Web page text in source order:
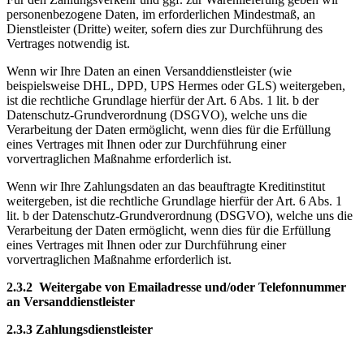
personenbezogene Daten, im erforderlichen Mindestmaß, an
Dienstleister (Dritte) weiter, sofern dies zur Durchführung des
Vertrages notwendig ist.
Wenn wir Ihre Daten an einen Versanddienstleister (wie
beispielsweise DHL, DPD, UPS Hermes oder GLS) weitergeben,
ist die rechtliche Grundlage hierfür der Art. 6 Abs. 1 lit. b der
Datenschutz-Grundverordnung (DSGVO), welche uns die
Verarbeitung der Daten ermöglicht, wenn dies für die Erfüllung
eines Vertrages mit Ihnen oder zur Durchführung einer
vorvertraglichen Maßnahme erforderlich ist.
Wenn wir Ihre Zahlungsdaten an das beauftragte Kreditinstitut
weitergeben, ist die rechtliche Grundlage hierfür der Art. 6 Abs. 1
lit. b der Datenschutz-Grundverordnung (DSGVO), welche uns die
Verarbeitung der Daten ermöglicht, wenn dies für die Erfüllung
eines Vertrages mit Ihnen oder zur Durchführung einer
vorvertraglichen Maßnahme erforderlich ist.
2.3.2 Weitergabe von Emailadresse und/oder Telefonnummer
an Versanddienstleister
2.3.3 Zahlungsdienstleister